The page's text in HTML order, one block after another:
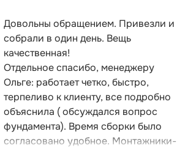
Довольны обращением. Привезли и
собрали в один день. Вещь
качественная!
Отдельное спасибо, менеджеру
Ольге: работает четко, быстро,
терпеливо к клиенту, все подробно
объяснила ( обсуждался вопрос
фундамента). Время сборки было
согласовано удобное. Монтажники-